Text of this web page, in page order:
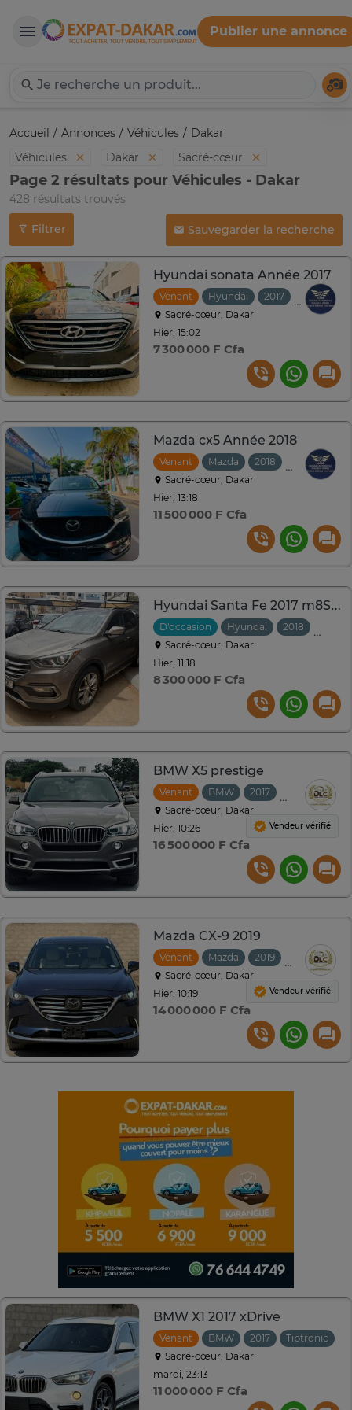
Expat-Dakar
Publier une annonce
Accueil Annonces Véhicules
Dakar
Véhicules
Dakar Sacré-cœur
Page 2 résultats pour Véhicules - Dakar
428 résultats trouvés
Filtrer Sauvegarder la recherche
Hyundai sonata Année 2017
Venant Hyundai 2017
Sacré-cœur, Dakar
Hier, 15:02
7 300 000 F Cfa
Mazda cx5 Année 2018
Venant Mazda 2018
Sacré-cœur, Dakar
Hier, 13:18
11 500 000 F Cfa
Hyundai Santa Fe 2017 m8SUV gris métallisé spacieux
D'occasion Hyundai 2018
Sacré-cœur, Dakar
Hier, 11:18
8 300 000 F Cfa
BMW X5 prestige
Venant BMW 2017
Automatique
Sacré-cœur, Dakar
Hier, 10:26
16 500 000 F Cfa
Vendeur vérifié
Mazda CX-9 2019
Venant Mazda 2019
Sacré-cœur, Dakar
Hier, 10:19
14 000 000 F Cfa
Vendeur vérifié
BMW X1 2017 xDrive
Venant BMW 2017
Tiptronic
Sacré-cœur, Dakar
mardi, 23:13
11 000 000 F Cfa